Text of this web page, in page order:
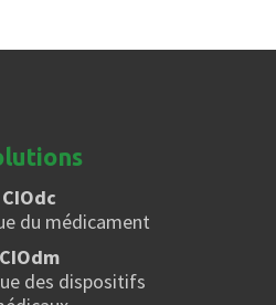
CIOdc
du médicament
CIOdm
des dispositifs